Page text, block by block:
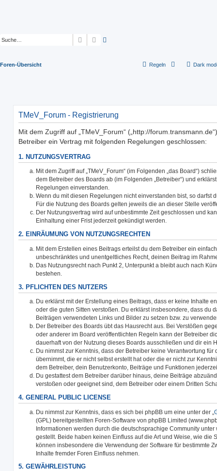
Suche Erweiterte Suche
Dark
Regeln
Foren-Übersicht
TMeV_Forum - Registrierung
Mit dem Zugriff auf „TMeV_Forum“ („http://
Betreiber ein Vertrag mit folgenden Regelungen geschlossen:
1. NUTZUNGSVERTRAG
Mit dem Zugriff auf „TMeV_Forum“ (im Folgenden „das Board“)
dem Betreiber des Boards ab (im Folgenden „Betreiber“) und
Regelungen einverstanden.
Wenn du mit diesen Regelungen nicht einverstanden bist, so darfst
Für die Nutzung des Boards gelten jeweils die an dieser Stelle
Der Nutzungsvertrag wird auf unbestimmte Zeit geschlossen und
Einhaltung einer Frist jederzeit gekündigt werden.
2. EINRÄUMUNG VON NUTZUNGSRECHTEN
Mit dem Erstellen eines Beitrags erteilst du dem Betreiber ein
unbeschränktes und unentgeltliches Recht, deinen Beitrag im
Das Nutzungsrecht nach Punkt 2, Unterpunkt a bleibt auch nach
bestehen.
3. PFLICHTEN DES NUTZERS
Du erklärst mit der Erstellung eines Beitrags, dass er keine Inhalte
oder die guten Sitten verstoßen. Du erklärst insbesondere, dass du
Beiträgen verwendeten Links und Bilder zu setzen bzw. zu
Der Betreiber des Boards übt das Hausrecht aus. Bei Verstößen
oder anderer im Board veröffentlichten Regeln kann der Betreiber
dauerhaft von der Nutzung dieses Boards ausschließen und dir ein
Du nimmst zur Kenntnis, dass der Betreiber keine Verantwortung für
übernimmt, die er nicht selbst erstellt hat oder die er nicht zur
dem Betreiber, dein Benutzerkonto, Beiträge und Funktionen
Du gestattest dem Betreiber darüber hinaus, deine Beiträge
verstoßen oder geeignet sind, dem Betreiber oder einem Dritten
4. GENERAL PUBLIC LICENSE
Du nimmst zur Kenntnis, dass es sich bei phpBB um eine unter der „
(GPL) bereitgestellten Foren-Software von phpBB Limited
Informationen werden durch die deutschsprachige Community unter
gestellt. Beide haben keinen Einfluss auf die Art und Weise, wie die
können insbesondere die Verwendung der Software für bestimmte
Inhalte fremder Foren Einfluss nehmen.
5. GEWÄHRLEISTUNG